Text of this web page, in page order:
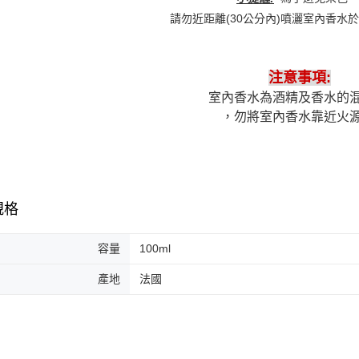
請勿近距離(30公分內)噴灑室內香水
注意事項:
室內香水為酒精及香水的
，勿將室內香水靠近火
格
容量 100ml
產地 法國